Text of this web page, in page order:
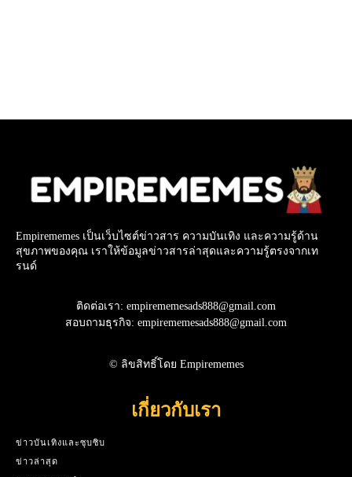
Empirememes เป็นเว็บไซต์ข่าวสาร ความบันเทิง และความรู้ด้าน
สุขภาพของคุณ เราให้ข้อมูลข่าวสารล่าสุดและความรู้ตรงจากเท
รนด์
ติดต่อเรา: empirememesads888@gmail.com
สอบถามธุรกิจ: empirememesads888@gmail.com
© ลิขสิทธิ์โดย Empirememes
เกี่ยวกับเรา
ข่าวบันเทิงและซุบซิบ
ข่าวล่าสุด